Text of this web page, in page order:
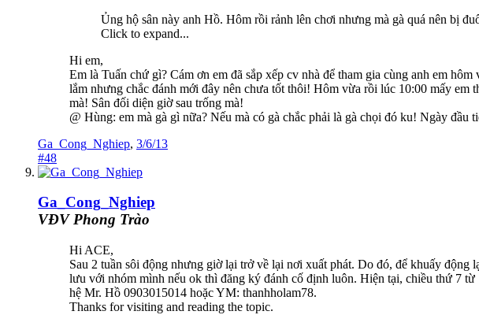
Ủng hộ sân này anh Hồ. Hôm rồi rảnh lên chơi nhưng mà gà quá nên bị
Click to expand...
Hi em,
Em là Tuấn chứ gì? Cám ơn em đã sắp xếp cv nhà để tham gia cùng anh em
lắm nhưng chắc đánh mới đây nên chưa tốt thôi! Hôm vừa rồi lúc 10:00 mấy em
mà! Sân đối diện giờ sau trống mà!
@ Hùng: em mà gà gì nữa? Nếu mà có gà chắc phải là gà chọi đó ku! Ngày đầu
Ga_Cong_Nghiep, 3/6/13
#48
Ga_Cong_Nghiep
VĐV Phong Trào
Hi ACE,
Sau 2 tuần sôi động nhưng giờ lại trở về lại nơi xuất phát. Do đó, để khuấy
lưu với nhóm mình nếu ok thì đăng ký đánh cố định luôn. Hiện tại, chiều thứ 7
hệ Mr. Hồ 0903015014 hoặc YM: thanhholam78.
Thanks for visiting and reading the topic.